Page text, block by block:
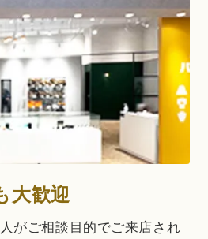
大歓迎
がご相談目的でご来店され